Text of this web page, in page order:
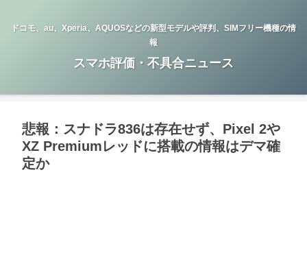
ドコモ、au、Xperia、AQUOSなどの新型モデルや評判、SIMフリー機種の情
報
スマホ評価・不具合ニュース
悲報：スナドラ836は存在せず、Pixel 2や
XZ Premiumレッドに搭載の情報はデマ確
定か